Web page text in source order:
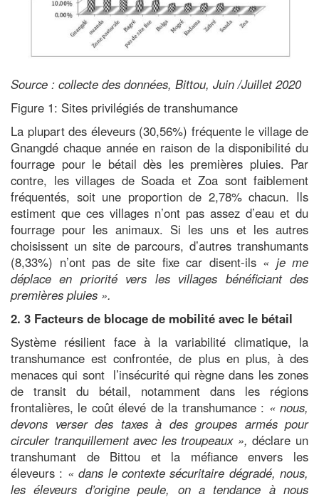
Source : collecte des données, Bittou, Juin /Juillet 2020
Figure 1: Sites privilégiés de transhumance
La plupart des éleveurs (30,56%) fréquente le village de
Gnangdé chaque année en raison de la disponibilité du
fourrage pour le bétail dès les premières pluies. Par
contre, les villages de Soada et Zoa sont faiblement
fréquentés, soit une proportion de 2,78% chacun. Ils
estiment que ces villages n’ont pas assez d’eau et du
fourrage pour les animaux. Si les uns et les autres
choisissent un site de parcours, d’autres transhumants
(8,33%) n’ont pas de site fixe car disent-ils « je me
déplace en priorité vers les villages bénéficiant des
premières pluies ».
2. 3 Facteurs de blocage de mobilité avec le bétail
Système résilient face à la variabilité climatique, la
transhumance est confrontée, de plus en plus, à des
menaces qui sont l’insécurité qui règne dans les zones
de transit du bétail, notamment dans les régions
frontalières, le coût élevé de la transhumance : « nous,
devons verser des taxes à des groupes armés pour
circuler tranquillement avec les troupeaux », déclare un
transhumant de Bittou et la méfiance envers les
éleveurs : « dans le contexte sécuritaire dégradé, nous,
les éleveurs d’origine peule, on a tendance à nous